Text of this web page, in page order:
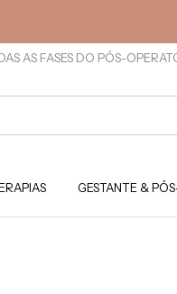
AS FASES DO PÓS-
GESTANTE &